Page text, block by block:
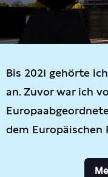
Bis 2021 gehörte
an. Zuvor war ich
dem Europäischen